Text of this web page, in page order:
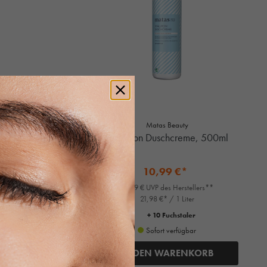
Matas Beauty
Hyaluron Duschcreme, 500ml
10,99 €*
12,99 € UVP des Herstellers**
21,98 €* / 1 Liter
+ 10 Fuchstaler
Sofort verfügbar
IN DEN WARENKORB